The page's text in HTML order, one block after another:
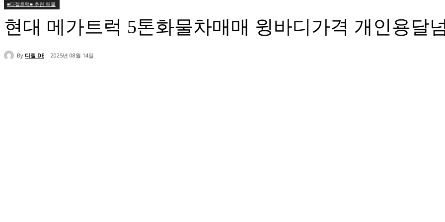
■디젤트럭■ 추천.매물
현대 메가트럭 5톤화물차매매 윙바디가격 개인용달
By 디젤 DE 2025년 08월 14일